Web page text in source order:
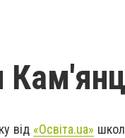
від «Освіта.ua»